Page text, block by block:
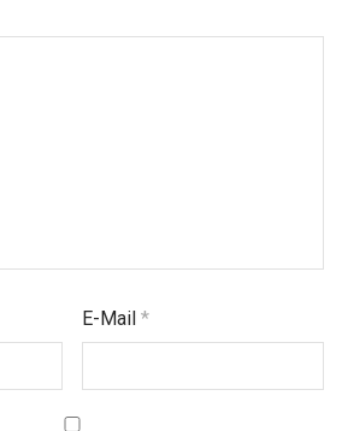
E-Mail*